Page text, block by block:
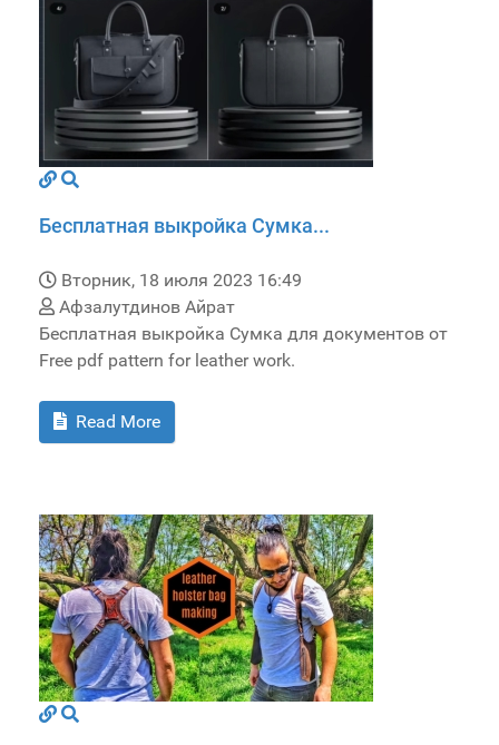
Бесплатная выкройка Сумка...
Вторник, 18 июля 2023 16:49
Афзалутдинов Айрат
Бесплатная выкройка Сумка для документов от
Free pdf pattern for leather work.
Read More